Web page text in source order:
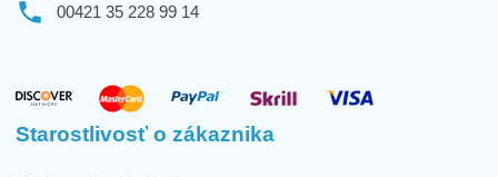
00421 35 228 99 14
Starostlivosť o zákaznika